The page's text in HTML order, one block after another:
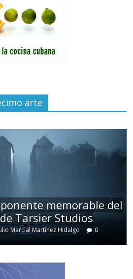
arte
memorable del
Tarsier Studios
Marcial Martínez Hidalgo 0